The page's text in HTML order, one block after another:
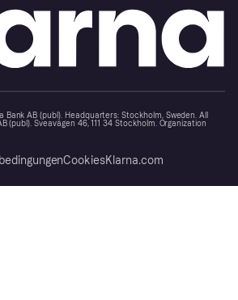
AB (publ). Headquarters: Stockholm, Sweden. All
(publ). Sveavägen 46, 111 34 Stockholm. Organization
CookiesKlarna.com